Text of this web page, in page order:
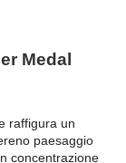
Medal
raffigura un
paesaggio
concentrazione